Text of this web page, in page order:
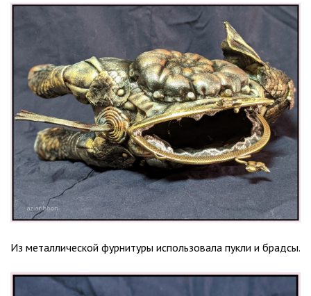
Из металлической фурнитуры использовала пукли и брадсы.